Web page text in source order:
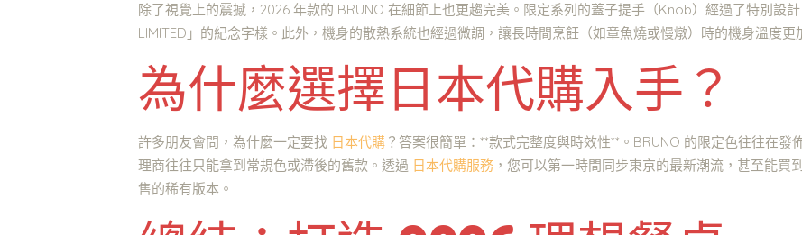
除了視覺上的震撼，2026 年款的 BRUNO 在細節上也更趨完美。限定系列的蓋子提手（Knob）經過了特別設
LIMITED」的紀念字樣。此外，機身的散熱系統也經過微調，讓長時間烹飪（如章魚燒或慢燉）時的機身溫度更
為什麼選擇日本代購入手？
許多朋友會問，為什麼一定要找 日本代購？答案很簡單：**款式完整度與時效性**。BRUNO 的限定色往往在
理商往往只能拿到常規色或滯後的舊款。透過 日本代購服務，您可以第一時間同步東京的最新潮流，甚至能買
售的稀有版本。